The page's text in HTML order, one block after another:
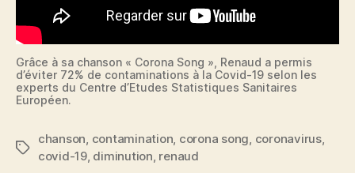
Grâce à sa chanson « Corona Song », Renaud a permis
d’éviter 72% de contaminations à la Covid-19 selon les
experts du Centre d’Etudes Statistiques Sanitaires
Européen.
Étiquettes
chanson, contamination, corona song, coronavirus,
covid-19, diminution, renaud